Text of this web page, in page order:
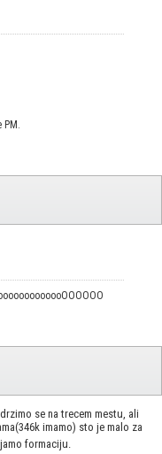
se na trecem mestu, ali
imamo) sto je malo za
formaciju.